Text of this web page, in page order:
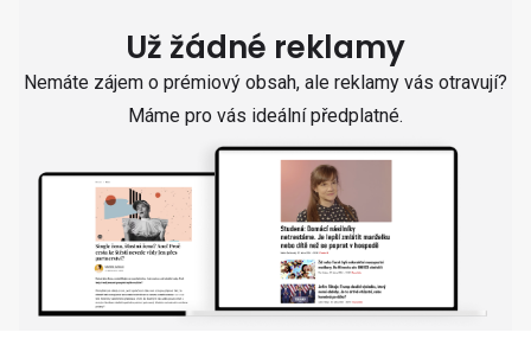
Už žádné reklamy
Nemáte zájem o prémiový obsah, ale reklamy vás otravují?
Máme pro vás ideální předplatné.